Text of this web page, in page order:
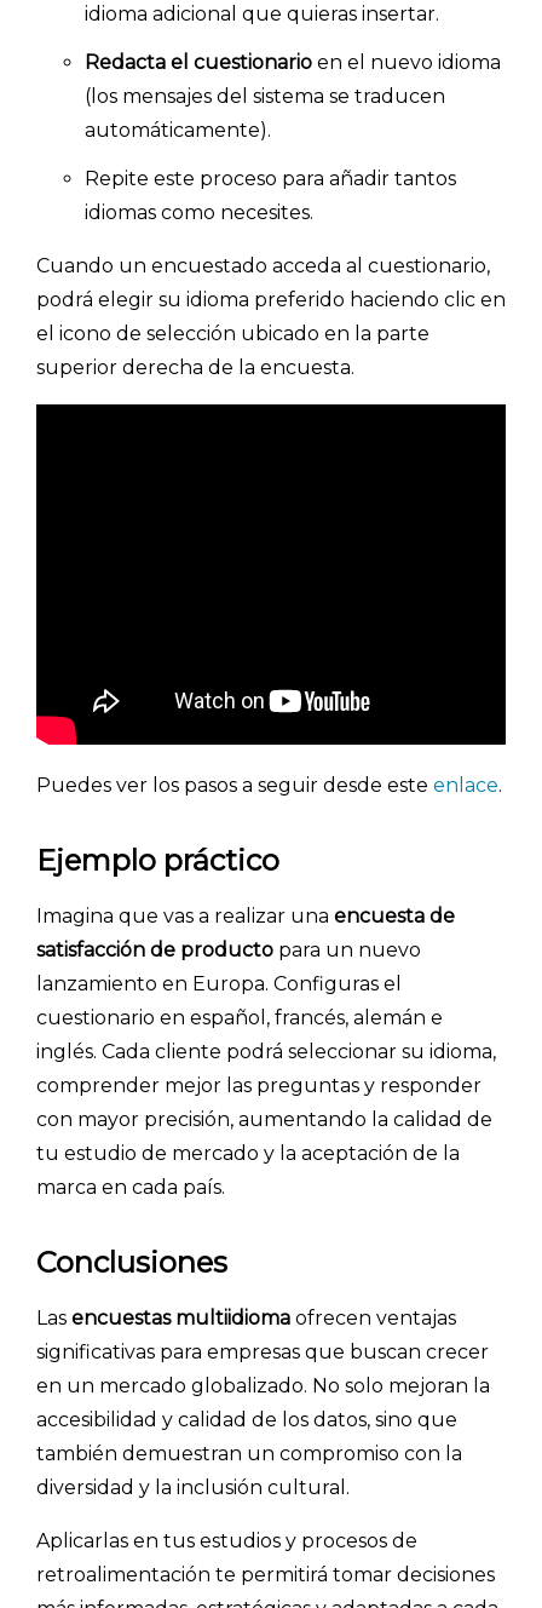
Explorar categorías:
- Artículos destacados
- Consejos para tu encuesta
- Encuesta.com
idioma adicional que quieras insertar.
Redacta el cuestionario en el nuevo idioma
(los mensajes del sistema se traducen
automáticamente).
Repite este proceso para añadir tantos
idiomas como necesites.
Cuando un encuestado acceda al cuestionario,
podrá elegir su idioma preferido haciendo clic en
el icono de selección ubicado en la parte
superior derecha de la encuesta.
Puedes ver los pasos a seguir desde este enlace.
Ejemplo práctico
Imagina que vas a realizar una encuesta de
satisfacción de producto para un nuevo
lanzamiento en Europa. Configuras el
cuestionario en español, francés, alemán e
inglés. Cada cliente podrá seleccionar su idioma,
comprender mejor las preguntas y responder
con mayor precisión, aumentando la calidad de
tu estudio de mercado y la aceptación de la
marca en cada país.
Conclusiones
Las encuestas multiidioma ofrecen ventajas
significativas para empresas que buscan crecer
en un mercado globalizado. No solo mejoran la
accesibilidad y calidad de los datos, sino que
también demuestran un compromiso con la
diversidad y la inclusión cultural.
Aplicarlas en tus estudios y procesos de
retroalimentación te permitirá tomar decisiones